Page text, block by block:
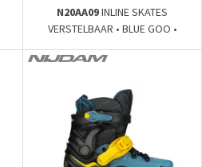
N20AA09INLINE SKATES
VERSTELBAAR • BLUE GOO •